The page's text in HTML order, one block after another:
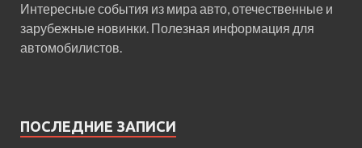
Интересные события из мира авто, отечественные и
зарубежные новинки. Полезная информация для
автомобилистов.
ПОСЛЕДНИЕ ЗАПИСИ